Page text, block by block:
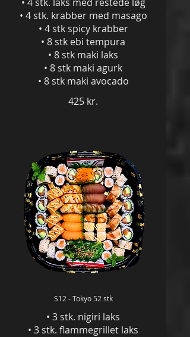
• 4 stk. krabber med masago
• 4 stk spicy krabber
• 8 stk ebi tempura
• 8 stk maki laks
• 8 stk maki agurk
• 8 stk maki avocado
425 kr.
S12 - Tokyo 52 stk
• 3 stk. nigiri laks
• 3 stk. flammegrillet laks